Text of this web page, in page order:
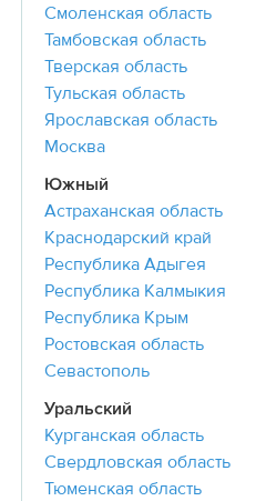
Смоленская область
Тамбовская область
Тверская область
Тульская область
Ярославская область
Москва
Южный
Астраханская область
Краснодарский край
Республика Адыгея
Республика Калмыкия
Республика Крым
Ростовская область
Севастополь
Уральский
Курганская область
Свердловская область
Тюменская область